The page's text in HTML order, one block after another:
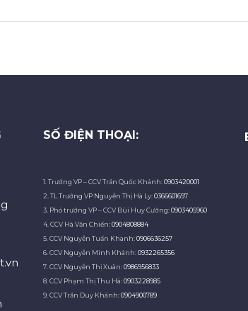
SỐ ĐIỆN THOẠI:
1. Trưởng VP – CCV Trần Quốc Khánh:0903420001
2. TL Trưởng VP Nguyễn Thị Hà Ly:0366601697
3. Phó trưởng VP – CCV Bùi Huy Cường:0903405960
4. CCV Hà Văn Chiến:0904808884
5. CCV Nguyễn Tuấn Khanh:0906636257
6. CCV Nguyễn Minh Khánh:0932265356
7. CCV Nguyễn Thị Xuân:0986956833
8. CCV Phạm Thị Thu Hà:0903228985
9. CCV Trần Duy Khánh:0904900789